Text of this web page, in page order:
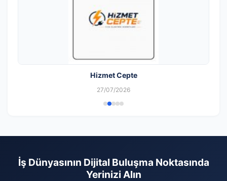
Hizmet Cepte
27/07/2026
İş Dünyasının Dijital Buluşma Noktasında
Yerinizi Alın